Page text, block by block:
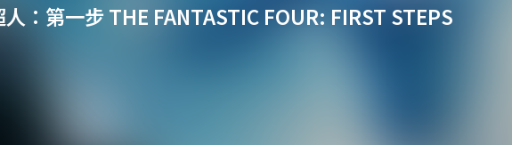
：第一步 THE FANTASTIC FOUR: FIRST STEPS